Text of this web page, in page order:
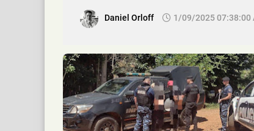
Daniel Orloff 1/09/2025 07:38:00